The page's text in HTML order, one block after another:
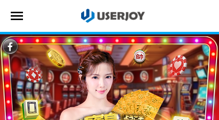
首頁
遊戲專區
儲值商城
VIP專區